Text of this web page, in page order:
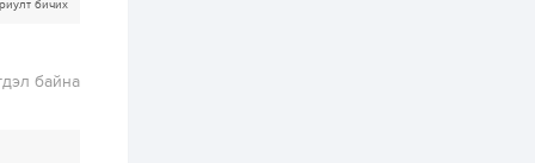
бичих
байна